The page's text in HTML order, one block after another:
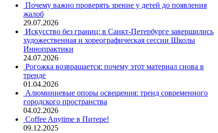
Почему важно проверять зрение у детей до появления
жалоб
29.07.2026
Искусство без границ: в Санкт-Петербурге завершились
художественная и хореографическая сессии Школы
Иннопрактики
24.07.2026
Рогожка возвращается: почему этот материал снова в
тренде
01.04.2026
Алюминиевые опоры освещения: тренд современного
городского пространства
04.02.2026
Coffee Anytime в Питере!
09.12.2025